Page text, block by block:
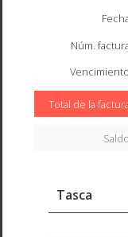
Fecha
Núm. factura
Vencimiento
Total de la factura
Saldo
Tasca